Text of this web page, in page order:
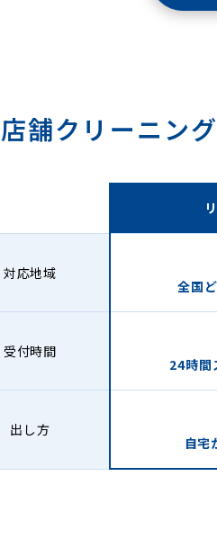
店舗クリーニング
対応地域
全国
受付時間
24時間
出し方
自宅